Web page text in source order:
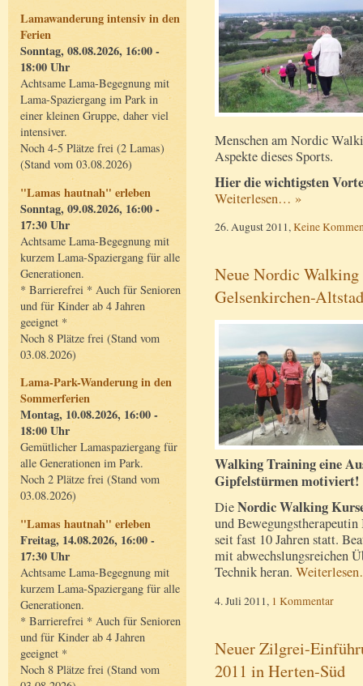
Lamawanderung intensiv in den
Ferien
Sonntag, 08.08.2026, 16:00 -
18:00 Uhr
Achtsame Lama-Begegnung mit
Lama-Spaziergang im Park in
einer kleinen Gruppe, daher viel
intensiver.
Noch 4-5 Plätze frei (2 Lamas)
(Stand vom 03.08.2026)
"Lamas hautnah" erleben
Sonntag, 09.08.2026, 16:00 -
17:30 Uhr
Achtsame Lama-Begegnung mit
kurzem Lama-Spaziergang für alle
Generationen.
* Barrierefrei * Auch für Senioren
und für Kinder ab 4 Jahren
geeignet *
Noch 8 Plätze frei (Stand vom
03.08.2026)
Lama-Park-Wanderung in den
Sommerferien
Montag, 10.08.2026, 16:00 -
18:00 Uhr
Gemütlicher Lamaspaziergang für
alle Generationen im Park.
Noch 2 Plätze frei (Stand vom
03.08.2026)
"Lamas hautnah" erleben
Freitag, 14.08.2026, 16:00 -
17:30 Uhr
Achtsame Lama-Begegnung mit
kurzem Lama-Spaziergang für alle
Generationen.
* Barrierefrei * Auch für Senioren
und für Kinder ab 4 Jahren
geeignet *
Noch 8 Plätze frei (Stand vom
Menschen am Nordic
Aspekte dieses Sports.
Hier die wichtigsten
Weiterlesen… »
26. August 2011,Keine
Neue Nordic Walking
Gelsenkirchen-
Walking Training eine
Gipfelstürmen motiviert!
DieNordic Walking
und
seit fast 10 Jahren statt.
mit abwechslungsreichen
Technik heran.
4. Juli 2011, 1 Kommentar
Neuer Zilgrei-
2011 in Herten-Süd